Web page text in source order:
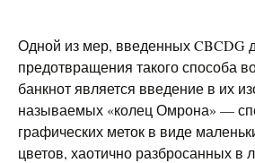
Одной из мер, введенных CBCDG
предотвращения такого способа
банкнот является введение в их
называемых «колец Омрона» —
графических меток в виде
цветов, хаотично разбросанных в